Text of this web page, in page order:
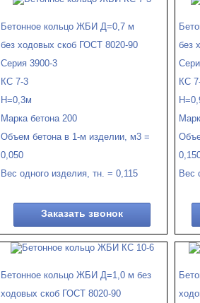
Бетонное кольцо ЖБИ Д=0,7 м
без ходовых скоб ГОСТ 8020-90
Серия 3900-3
КС 7-3
Н=0,3м
Марка бетона 200
Объем бетона в 1-м изделии, м3 =
0,050
Вес одного изделия, тн. = 0,115
Заказать звонок
без
КС
Вес
Бетонное кольцо ЖБИ Д=1,0 м без
ходовых скоб ГОСТ 8020-90